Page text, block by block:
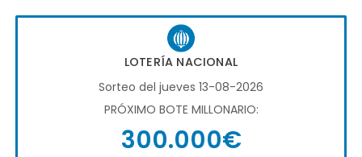
LOTERÍA NACIONAL
Sorteo del jueves 13-08-2026
PRÓXIMO BOTE MILLONARIO:
300.000€